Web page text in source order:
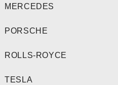
MERCEDES
PORSCHE
ROLLS-ROYCE
TESLA